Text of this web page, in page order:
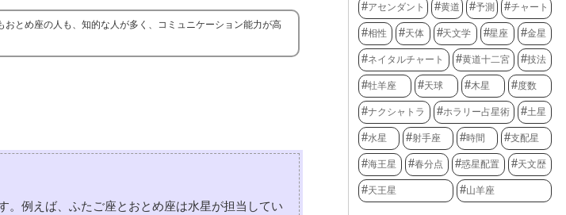
とめ座の人も、知的な人が多く、コミュニケーション能力が高
。例えば、ふたご座とおとめ座は水星が担当してい
アセンダント 黄道 予測 チャート
相性 天体 天文学 星座 金星
ネイタルチャート 黄道十二宮 技法
牡羊座 天球 木星 度数
ナクシャトラ ホラリー占星術 土星
水星 射手座 時間 支配星
海王星 春分点 惑星配置 天文歴
天王星 山羊座